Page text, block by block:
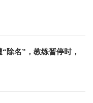
除名”，教练暂停时，